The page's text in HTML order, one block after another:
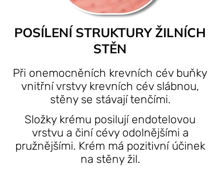
POSÍLENÍ STRUKTURY ŽILNÍCH
STĚN
Při onemocněních krevních cév buňky
vnitřní vrstvy krevních cév slábnou,
stěny se stávají tenčími.
Složky krému posilují endotelovou
vrstvu a činí cévy odolnějšími a
pružnějšími. Krém má pozitivní účinek
na stěny žil.